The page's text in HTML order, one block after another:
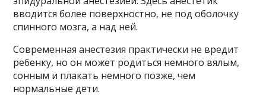
вводится более поверхностно, не под оболочку
спинного мозга, а над ней.
Современная анестезия практически не вредит
ребенку, но он может родиться немного вялым,
сонным и плакать немного позже, чем
нормальные дети.